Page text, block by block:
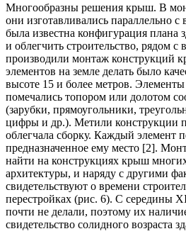
Многообразны решения крыш. В
они изготавливались параллельно
была известна конфигурация плана
и облегчить строительство, рядом
производили монтаж конструкций
элементов на земле делать было
высоте 15 и более метров.
помечались топором или долотом
(зарубки, прямоугольники,
цифры и др.). Метили конструкции
облегчала сборку. Каждый элемент
предназначенное ему место [2].
найти на конструкциях крыш
архитектуры, и наряду с другими
свидетельствуют о времени
перестройках (рис. 6). С середины
почти не делали, поэтому их
свидетельство солидного возраста